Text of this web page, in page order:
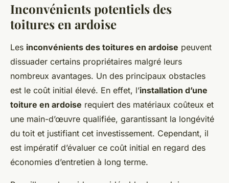
Inconvénients potentiels des
toitures en ardoise
Les inconvénients des toitures en ardoise peuvent
dissuader certains propriétaires malgré leurs
nombreux avantages. Un des principaux obstacles
est le coût initial élevé. En effet, l’installation d’une
toiture en ardoise requiert des matériaux coûteux et
une main-d’œuvre qualifiée, garantissant la longévité
du toit et justifiant cet investissement. Cependant, il
est impératif d’évaluer ce coût initial en regard des
économies d’entretien à long terme.